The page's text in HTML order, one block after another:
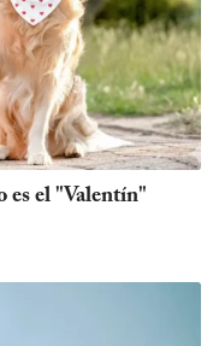
es el "Valentín"